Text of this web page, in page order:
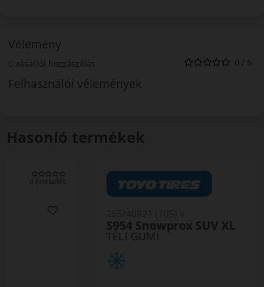
Vélemény
0 vásárlói hozzászólás 0 / 5
Felhasználói vélemények
Hasonló termékek
S954 Snowprox SUV XL
265/40R21 (105) V